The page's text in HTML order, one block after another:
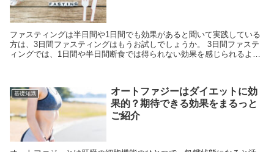
ファスティングは半日間や1日間でも効果があると聞いて実践している
方は、3日間ファスティングはもうお試しでしょうか。 3日間ファステ
ィングでは、1日間や半日間断食では得られない効果を感じられるよう
基礎知識
オートファジーはダイエットに効
果的？期待できる効果をまるっと
ご紹介